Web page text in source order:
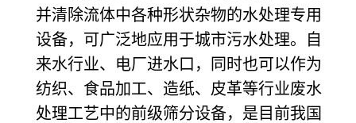
并清除流体中各种形状杂物的水处理专用
设备，可广泛地应用于城市污水处理。自
来水行业、电厂进水口，同时也可以作为
纺织、食品加工、造纸、皮革等行业废水
处理工艺中的前级筛分设备，是目前我国